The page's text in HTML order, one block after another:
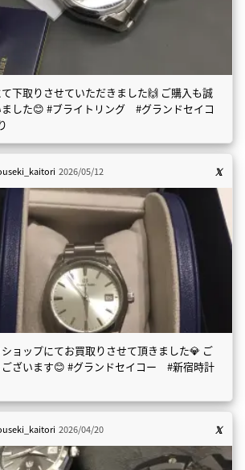
下取りさせていただきました🙌 ご購入も誠
した😊 #ブライトリング #グランドセイコ
2026/05/12
ョップにてお買取りさせて頂きました💎 ご
ざいます😊 #グランドセイコー #新宿時計
2026/04/20